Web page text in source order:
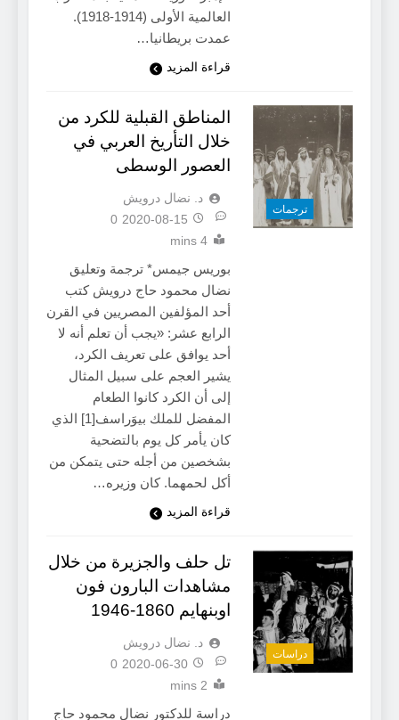
العالمية الأولى (1914-1918).
عمدت بريطانيا…
قراءة المزيد
ترجمات
المناطق القبلية للكرد من
خلال التأريخ العربي في
العصور الوسطى
د. نضال درويش
2020-08-15
0
4 mins
بوريس جيمس* ترجمة وتعليق
نضال محمود حاج درويش كتب
أحد المؤلفين المصريين في القرن
الرابع عشر: «يجب أن تعلم أنه لا
أحد يوافق على تعريف الكرد،
يشير العجم على سبيل المثال
إلى أن الكرد كانوا الطعام
المفضل للملك بيوَراسف[1] الذي
كان يأمر كل يوم بالتضحية
بشخصين من أجله حتى يتمكن من
أكل لحمهما. كان وزيره…
قراءة المزيد
دراسات
تل حلف والجزيرة من خلال
مشاهدات البارون فون
اوبنهايم 1860-1946
د. نضال درويش
2020-06-30
0
2 mins
دراسة للدكتور نضال محمود حاج